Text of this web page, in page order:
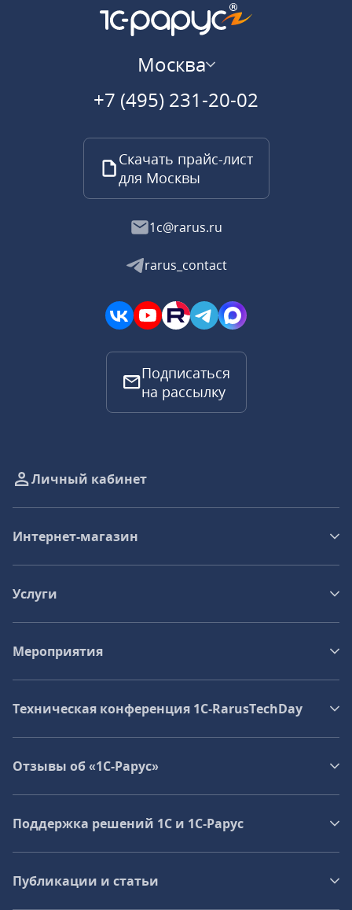
Москва
+7 (495) 231-20-02
Скачать прайс-лист
для Москвы
1c@rarus.ru
rarus_contact
Подписаться
на рассылку
Личный кабинет
Интернет-магазин
Услуги
Мероприятия
Техническая конференция 1C‑RarusTechDay
Отзывы об «1С-Рарус»
Поддержка решений 1С и 1С‑Рарус
Публикации и статьи